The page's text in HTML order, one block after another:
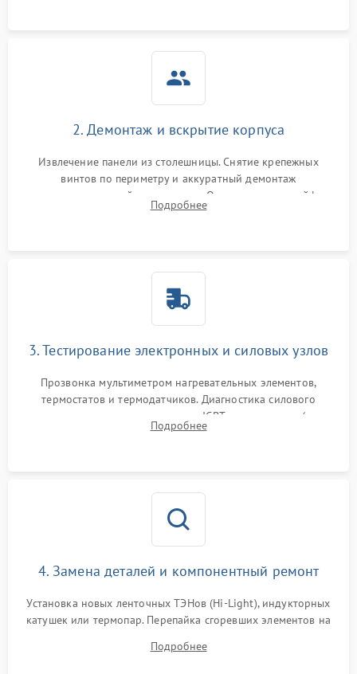
2. Демонтаж и вскрытие корпуса
Извлечение панели из столешницы. Снятие крепежных
винтов по периметру и аккуратный демонтаж
стеклокерамической поверхности. Отсоединение шлейфов
сенсорного блока для доступа к силовым платам, катушкам
Подробнее
3. Тестирование электронных и силовых узлов
Прозвонка мультиметром нагревательных элементов,
термостатов и термодатчиков. Диагностика силового
модуля, реле, диодных мостов и IGBT-транзисторов (для
индукции). Проверка кранов и газ-контроля (для газовых
Подробнее
4. Замена деталей и компонентный ремонт
Установка новых ленточных ТЭНов (Hi-Light), индукторных
катушек или термопар. Перепайка сгоревших элементов на
дорожек. Очистка контактов и замена поврежденной
Подробнее